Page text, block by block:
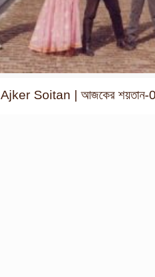
Ajker Soitan | আজকের শয়তান-